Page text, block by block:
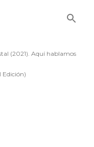
(2021). Aquí hablamos
Edición)